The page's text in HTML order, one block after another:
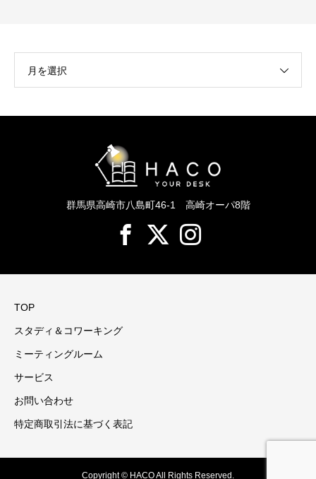
月を選択
群馬県高崎市八島町46-1 高崎オーパ8階
TOP
スタディ＆コワーキング
ミーティングルーム
サービス
お問い合わせ
特定商取引法に基づく表記
Copyright © HACO All Rights Reserved.